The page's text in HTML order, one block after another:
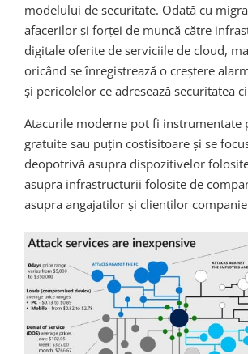
modelului de securitate. Odată cu
afacerilor și forței de muncă către
digitale oferite de serviciile de cloud,
oricând se înregistrează o creștere
și pericolelor ce adresează securitatea
Atacurile moderne pot fi instrumentate
gratuite sau puțin costisitoare și se
deopotrivă asupra dispozitivelor
asupra infrastructurii folosite de
asupra angajatilor și clienților